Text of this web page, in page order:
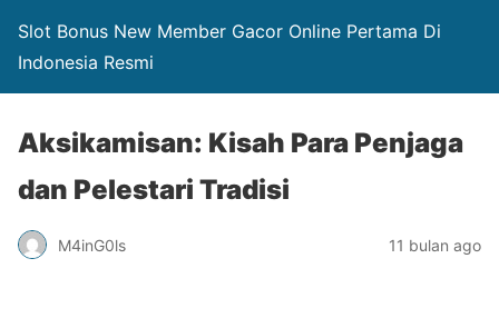
Slot Bonus New Member Gacor Online Pertama Di
Indonesia Resmi
Aksikamisan: Kisah Para Penjaga
dan Pelestari Tradisi
M4inG0ls 11 bulan ago